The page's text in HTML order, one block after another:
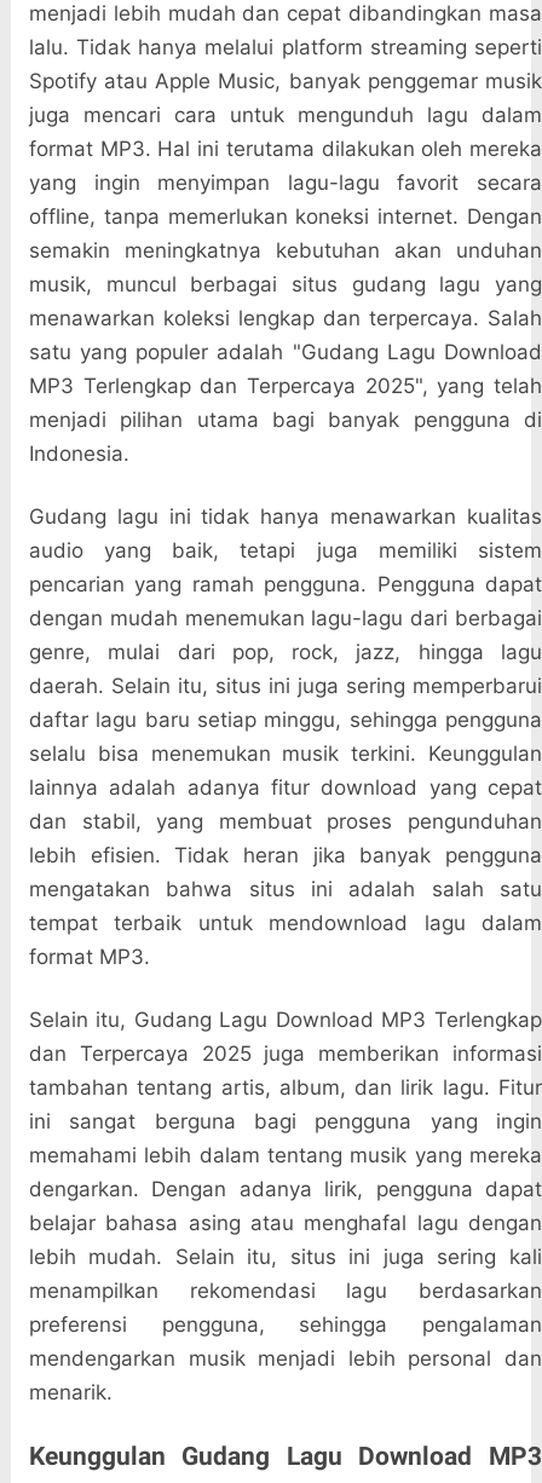
menjadi lebih mudah dan cepat dibandingkan masa
lalu. Tidak hanya melalui platform streaming seperti
Spotify atau Apple Music, banyak penggemar musik
juga mencari cara untuk mengunduh lagu dalam
format MP3. Hal ini terutama dilakukan oleh mereka
yang ingin menyimpan lagu-lagu favorit secara
offline, tanpa memerlukan koneksi internet. Dengan
semakin meningkatnya kebutuhan akan unduhan
musik, muncul berbagai situs gudang lagu yang
menawarkan koleksi lengkap dan terpercaya. Salah
satu yang populer adalah "Gudang Lagu Download
MP3 Terlengkap dan Terpercaya 2025", yang telah
menjadi pilihan utama bagi banyak pengguna di
Indonesia.
Gudang lagu ini tidak hanya menawarkan kualitas
audio yang baik, tetapi juga memiliki sistem
pencarian yang ramah pengguna. Pengguna dapat
dengan mudah menemukan lagu-lagu dari berbagai
genre, mulai dari pop, rock, jazz, hingga lagu
daerah. Selain itu, situs ini juga sering memperbarui
daftar lagu baru setiap minggu, sehingga pengguna
selalu bisa menemukan musik terkini. Keunggulan
lainnya adalah adanya fitur download yang cepat
dan stabil, yang membuat proses pengunduhan
lebih efisien. Tidak heran jika banyak pengguna
mengatakan bahwa situs ini adalah salah satu
tempat terbaik untuk mendownload lagu dalam
format MP3.
Selain itu, Gudang Lagu Download MP3 Terlengkap
dan Terpercaya 2025 juga memberikan informasi
tambahan tentang artis, album, dan lirik lagu. Fitur
ini sangat berguna bagi pengguna yang ingin
memahami lebih dalam tentang musik yang mereka
dengarkan. Dengan adanya lirik, pengguna dapat
belajar bahasa asing atau menghafal lagu dengan
lebih mudah. Selain itu, situs ini juga sering kali
menampilkan rekomendasi lagu berdasarkan
preferensi pengguna, sehingga pengalaman
mendengarkan musik menjadi lebih personal dan
menarik.
Keunggulan Gudang Lagu Download MP3